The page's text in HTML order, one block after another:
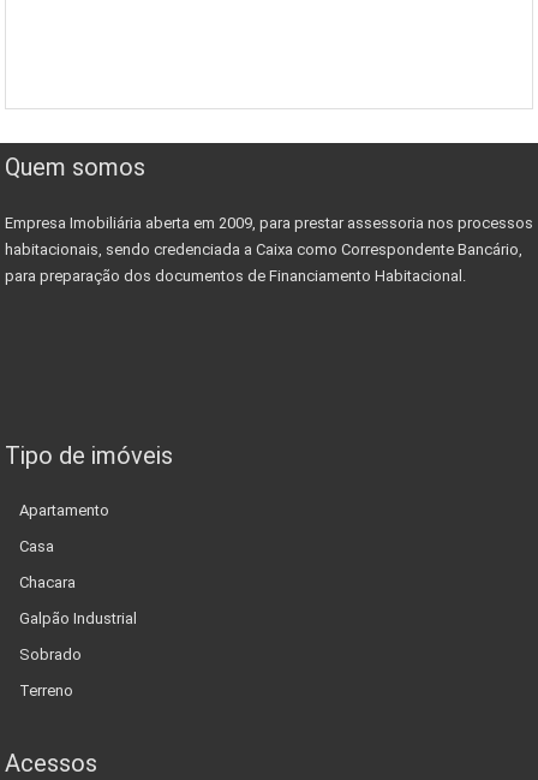
Quem somos
Empresa Imobiliária aberta em 2009, para prestar assessoria nos processos
habitacionais, sendo credenciada a Caixa como Correspondente Bancário,
para preparação dos documentos de Financiamento Habitacional.
Tipo de imóveis
Apartamento
Casa
Chacara
Galpão Industrial
Sobrado
Terreno
Acessos